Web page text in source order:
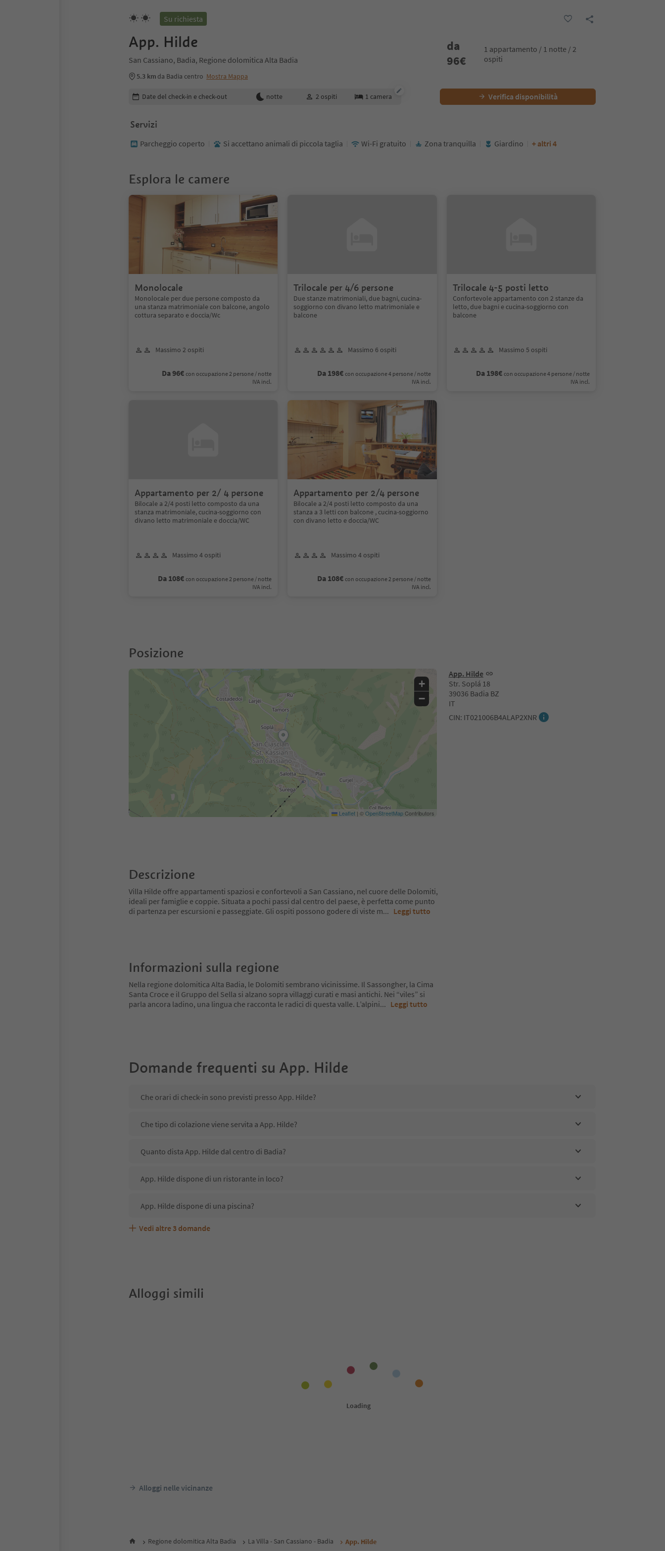
Su richiesta
App. Hilde
San Cassiano, Badia, Regione dolomitica Alta Badia
5.3 km da Badia centro Mostra Mappa
da
96€
1 appartamento / 1 notte / 2
ospiti
Modifica i dettagli della prenotazione
Date del check-in e check-out notte 2 ospiti 1 camera Verifica disponibilità
Servizi
Parcheggio coperto Si accettano animali di piccola taglia Wi-Fi gratuito Zona tranquilla Giardino + altri 4
Esplora le camere
Monolocale
Monolocale per due persone composto da
una stanza matrimoniale con balcone, angolo
cottura separato e doccia/Wc
Massimo 2 ospiti
Da 96€ con occupazione 2 persone / notte
IVA incl.
Trilocale per 4/6 persone
Due stanze matrimoniali, due bagni, cucina-
soggiorno con divano letto matrimoniale e
balcone
Massimo 6 ospiti
Da 198€ con occupazione 4 persone / notte
IVA incl.
Trilocale 4-5 posti letto
Confortevole appartamento con 2 stanze da
letto, due bagni e cucina-soggiorno con
balcone
Massimo 5 ospiti
Da 198€ con occupazione 4 persone / notte
IVA incl.
Appartamento per 2/ 4 persone
Bilocale a 2/4 posti letto composto da una
stanza matrimoniale, cucina-soggiorno con
divano letto matrimoniale e doccia/WC
Massimo 4 ospiti
Da 108€ con occupazione 2 persone / notte
IVA incl.
Appartamento per 2/4 persone
Bilocale a 2/4 posti letto composto da una
stanza a 3 letti con balcone , cucina-soggiorno
con divano letto e doccia/WC
Massimo 4 ospiti
Da 108€ con occupazione 2 persone / notte
IVA incl.
Posizione
App. Hilde
Str. Soplá 18
39036 Badia BZ
IT
CIN: IT021006B4ALAP2XNR
+
−
Leaflet | ©OpenStreetMapContributors
Descrizione
Villa Hilde offre appartamenti spaziosi e confortevoli a San Cassiano, nel cuore delle Dolomiti,
ideali per famiglie e coppie. Situata a pochi passi dal centro del paese, è perfetta come punto
di partenza per escursioni e passeggiate. Gli ospiti possono godere di viste m... Leggi tutto
Informazioni sulla regione
Nella regione dolomitica Alta Badia, le Dolomiti sembrano vicinissime. Il Sassongher, la Cima
Santa Croce e il Gruppo del Sella si alzano sopra villaggi curati e masi antichi. Nei “viles” si
parla ancora ladino, una lingua che racconta le radici di questa valle. L’alpini... Leggi tutto
Domande frequenti su App. Hilde
Che orari di check-in sono previsti presso App. Hilde?
Che tipo di colazione viene servita a App. Hilde?
Quanto dista App. Hilde dal centro di Badia?
App. Hilde dispone di un ristorante in loco?
App. Hilde dispone di una piscina?
App. Hilde accetta animali domestici?
Quali servizi/attività sono disponibili presso App. Hilde?
Gli ospiti di App. Hilde ricevono l'Alto Adige Guest Pass?
Vedi altre 3 domande
Alloggi simili
Alloggi nelle vicinanze
Regione dolomitica Alta Badia La Villa - San Cassiano - Badia App. Hilde